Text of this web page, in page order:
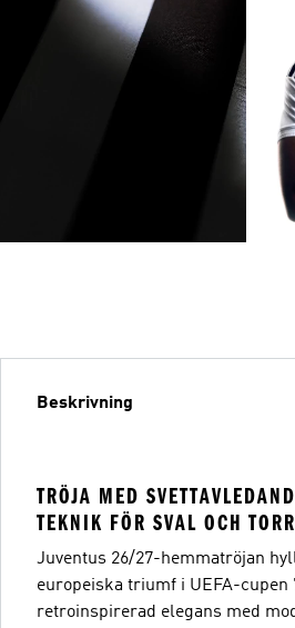
Beskrivning
TRÖJA MED
TEKNIK FÖR SVAL OCH
Juventus 26/27-hemmatröjan
europeiska triumf i UEFA-cupen
retroinspirerad elegans med